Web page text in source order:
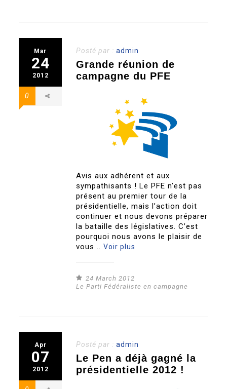
Mar
24
2012
0
Posté par :admin
Grande réunion de
campagne du PFE
Avis aux adhérent et aux
sympathisants ! Le PFE n’est pas
présent au premier tour de la
présidentielle, mais l’action doit
continuer et nous devons préparer
la bataille des législatives. C’est
pourquoi nous avons le plaisir de
vous ..Voir plus
24 March 2012
Le Parti Fédéraliste en campagne
Apr
07
2012
Posté par :admin
Le Pen a déjà gagné la
présidentielle 2012 !